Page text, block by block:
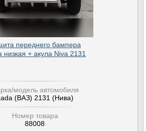
переднего бампера
низкая + акула Niva 2131
модель автомобиля
(ВАЗ) 2131 (Нива)
Номер товара
88008